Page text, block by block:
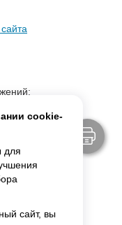
cookie-
для
сайт, вы